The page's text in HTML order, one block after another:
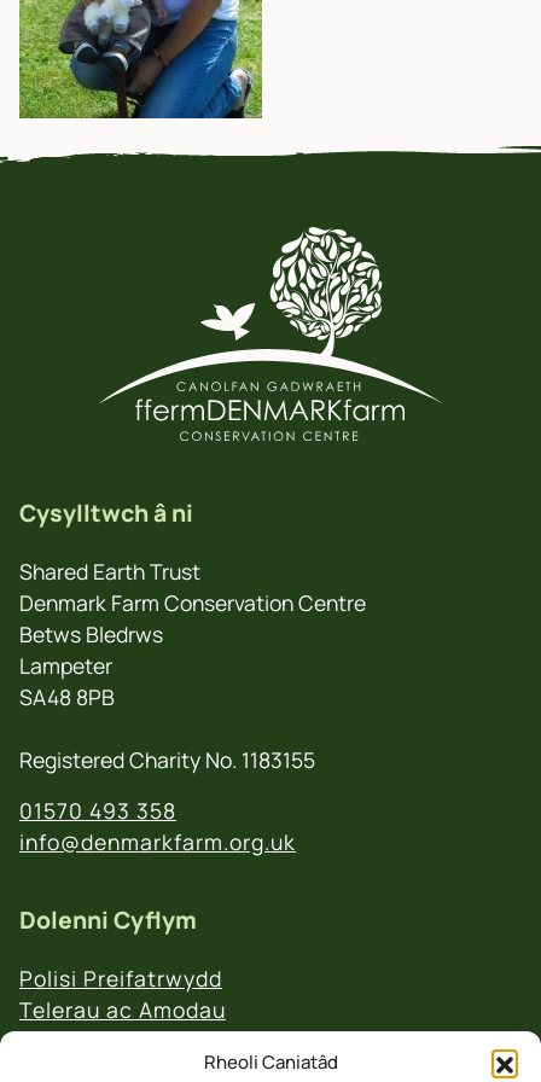
Rheoli Caniatâd
Cysylltwch â ni
Shared Earth Trust
Denmark Farm Conservation Centre
Betws Bledrws
Lampeter
SA48 8PB
Registered Charity No. 1183155
01570 493 358
info@denmarkfarm.org.uk
Dolenni Cyflym
Polisi Preifatrwydd
Telerau ac Amodau
Polisi Ad-daliadau a Dychweliadau